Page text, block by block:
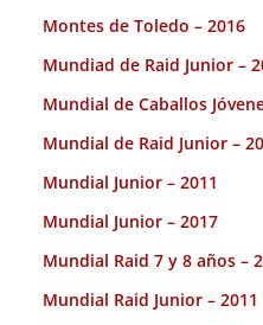
Montes de Toledo – 2016
Mundiad de Raid Junior –
Mundial de Caballos
Mundial de Raid Junior –
Mundial Junior – 2011
Mundial Junior – 2017
Mundial Raid 7 y 8 años –
Mundial Raid Junior – 2011